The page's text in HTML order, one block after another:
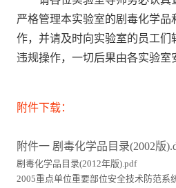
严格管理本实验室的剧毒化学
作，并请及时向实验室的员工们
违规操作，一切后果由各实验室
附件下载：
附件一 剧毒化学品目录(2002版
剧毒化学品目录(2012年版).pdf
2005重点单位重要部位安全技术防范系